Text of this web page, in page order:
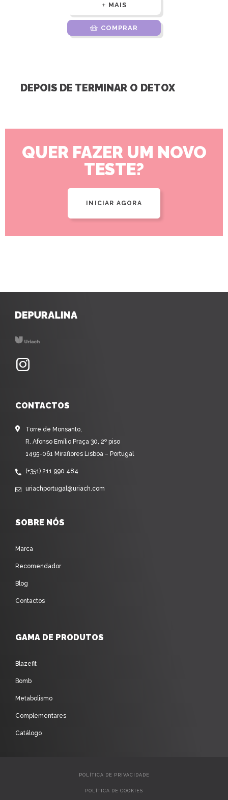
MAIS
COMPRAR
DEPOIS DE TERMINAR O DETOX
QUER FAZER UM NOVO
TESTE?
INICIAR AGORA
CONTACTOS
Torre de Monsanto,
R. Afonso Emílio Praça 30, 2º piso
1495-061 Miraflores Lisboa – Portugal
(+351) 211 990 484
uriachportugal@uriach.com
SOBRE NÓS
Marca
Recomendador
Blog
Contactos
GAMA DE PRODUTOS
Blazefit
Bomb
Metabolismo
Complementares
Catálogo
POLÍTICA DE PRIVACIDADE
POLÍTICA DE COOKIES